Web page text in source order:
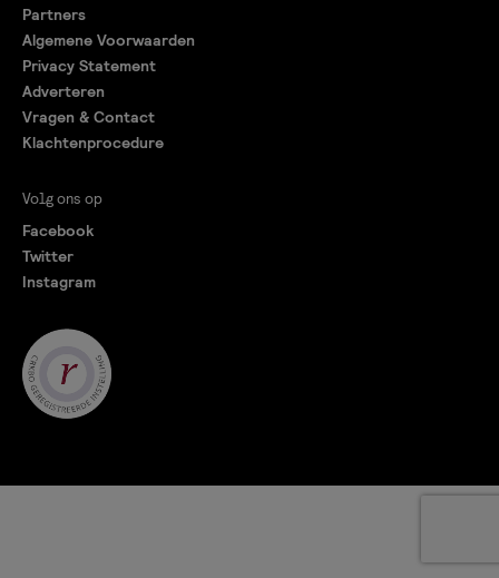
Partners
Algemene Voorwaarden
Privacy Statement
Adverteren
Vragen & Contact
Klachtenprocedure
Volg ons op
Facebook
Twitter
Instagram